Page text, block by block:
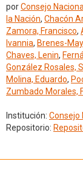
porConsejo
la Nación, Chacón
Zamora, Francisco,
Ivannia, Brenes-
Chaves, Lenin,
González Rosales,
Molina, Eduardo,
Zumbado Morales,
Institución: Consejo
Repositorio: